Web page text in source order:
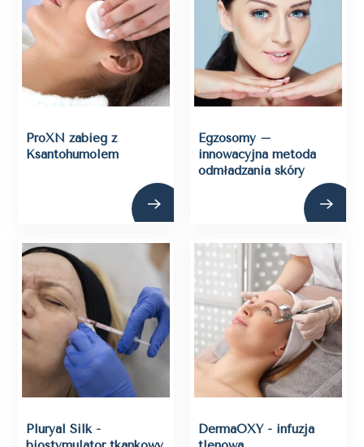
ProXN zabieg z
Ksantohumolem
Egzosomy –
innowacyjna metoda
odmładzania skóry
Pluryal Silk -
DermaOXY - infuzja